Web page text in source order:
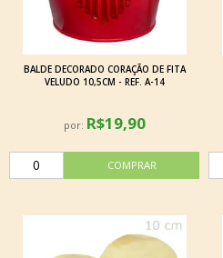
BALDE DECORADO CORAÇÃO DE FITA
VELUDO 10,5CM - REF. A-14
por: R$19,90